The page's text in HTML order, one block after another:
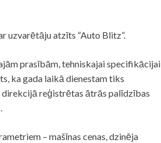
uzvarētāju atzīts “Auto Blitz”.
prasībām, tehniskajai specifikācijai
ka gada laikā dienestam tiks
direkcijā reģistrētas ātrās palīdzības
– mašīnas cenas, dzinēja